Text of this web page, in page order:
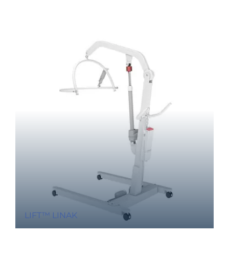
LIFT™ LINAK